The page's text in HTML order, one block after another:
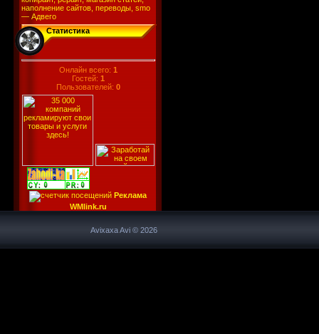
наполнение сайтов, переводы, smo
— Адвего
Статистика
Онлайн всего: 1
Гостей: 1
Пользователей: 0
Реклама
WMlink.ru
Avixaxa Avi © 2026